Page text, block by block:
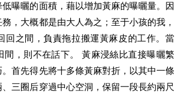
曝曬的面積，藉以增加黃麻的曝曬量。因
，大概都是由大人為之；至于小孩的我，
回之間，負責拖拉搬運黃麻皮的工作。當
間，則不在話下。 黃麻浸絲比直接曝曬繁
首先得先將十多條黃麻對折，以其中一條
三圈后穿過中心空洞，保留一段長約兩尺